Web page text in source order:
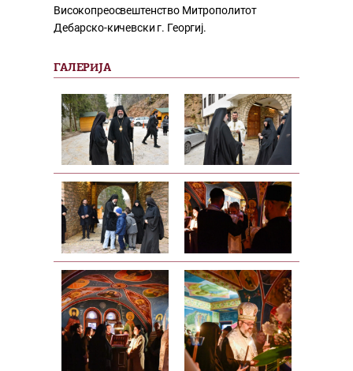
Високопреосвештенство Митрополитот
Дебарско-кичевски г. Георгиј.